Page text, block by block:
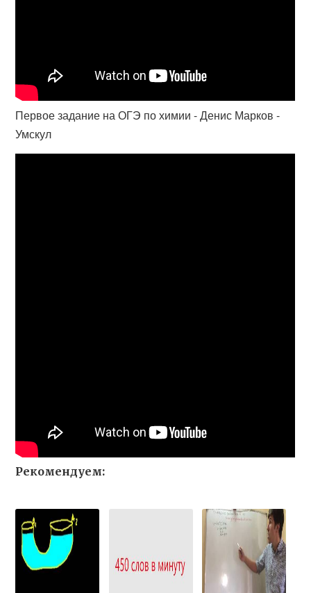
Первое задание на ОГЭ по химии - Денис Марков -
Умскул
Рекомендуем: